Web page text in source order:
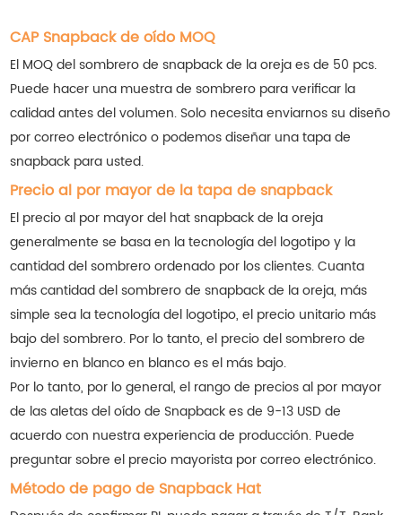
CAP Snapback de oído MOQ
El MOQ del sombrero de snapback de la oreja es de 50 pcs.
Puede hacer una muestra de sombrero para verificar la
calidad antes del volumen. Solo necesita enviarnos su diseño
por correo electrónico o podemos diseñar una tapa de
snapback para usted.
Precio al por mayor de la tapa de snapback
El precio al por mayor del hat snapback de la oreja
generalmente se basa en la tecnología del logotipo y la
cantidad del sombrero ordenado por los clientes. Cuanta
más cantidad del sombrero de snapback de la oreja, más
simple sea la tecnología del logotipo, el precio unitario más
bajo del sombrero. Por lo tanto, el precio del sombrero de
invierno en blanco en blanco es el más bajo.
Por lo tanto, por lo general, el rango de precios al por mayor
de las aletas del oído de Snapback es de 9-13 USD de
acuerdo con nuestra experiencia de producción. Puede
preguntar sobre el precio mayorista por correo electrónico.
Método de pago de Snapback Hat